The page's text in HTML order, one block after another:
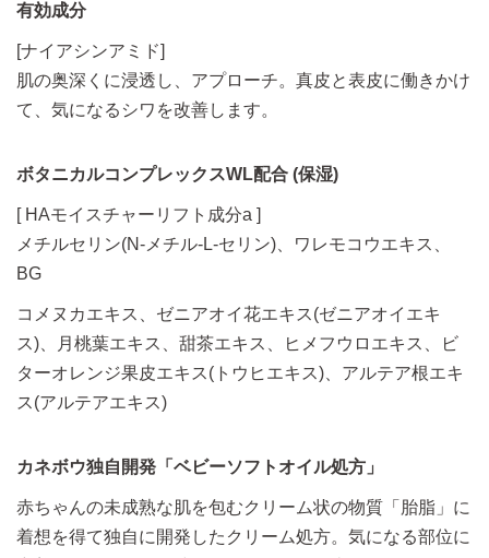
有効成分
[ナイアシンアミド]
肌の奥深くに浸透し、アプローチ。真皮と表皮に働きかけ
て、気になるシワを改善します。
ボタニカルコンプレックスWL配合 (保湿)
[ HAモイスチャーリフト成分a ]
メチルセリン(N-メチル-L-セリン)、ワレモコウエキス、
BG
コメヌカエキス、ゼニアオイ花エキス(ゼニアオイエキ
ス)、月桃葉エキス、甜茶エキス、ヒメフウロエキス、ビ
ターオレンジ果皮エキス(トウヒエキス)、アルテア根エキ
ス(アルテアエキス)
カネボウ独自開発「ベビーソフトオイル処方」
赤ちゃんの未成熟な肌を包むクリーム状の物質「胎脂」に
着想を得て独自に開発したクリーム処方。気になる部位に